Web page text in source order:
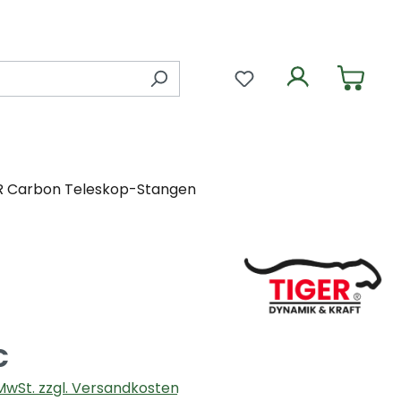
Du hast 0
Carbon Teleskop-Stangen
zzgl. Versandkosten